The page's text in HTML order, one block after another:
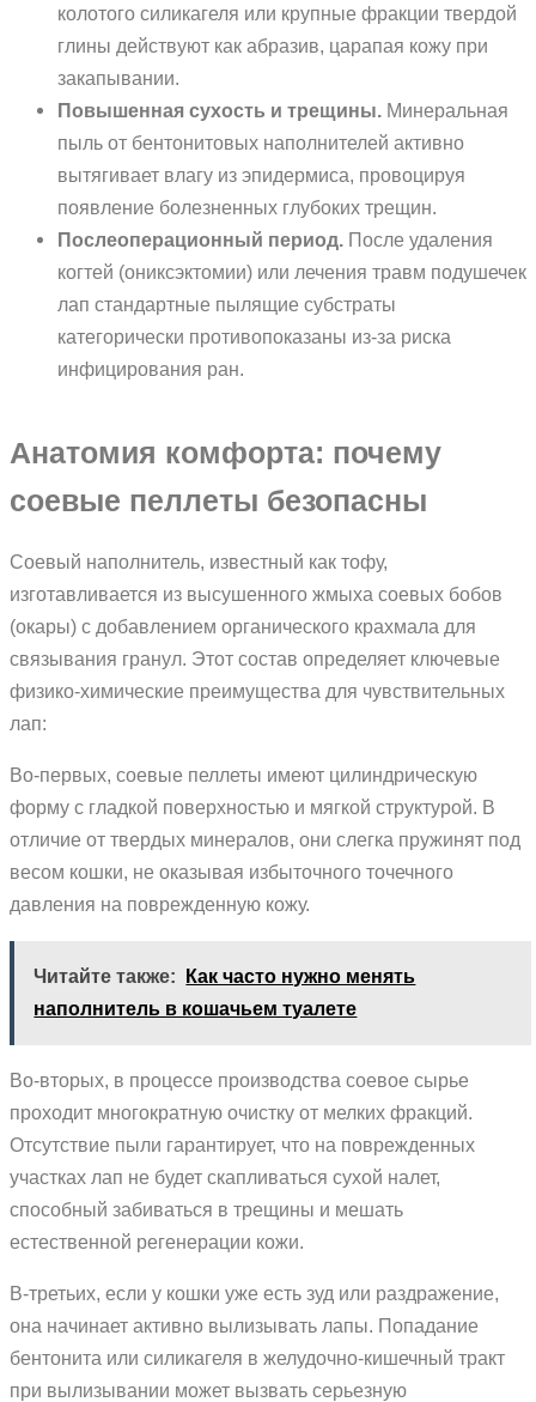
колотого силикагеля или крупные фракции твердой
глины действуют как абразив, царапая кожу при
закапывании.
Повышенная сухость и трещины. Минеральная
пыль от бентонитовых наполнителей активно
вытягивает влагу из эпидермиса, провоцируя
появление болезненных глубоких трещин.
Послеоперационный период. После удаления
когтей (ониксэктомии) или лечения травм подушечек
лап стандартные пылящие субстраты
категорически противопоказаны из-за риска
инфицирования ран.
Анатомия комфорта: почему
соевые пеллеты безопасны
Соевый наполнитель, известный как тофу,
изготавливается из высушенного жмыха соевых бобов
(окары) с добавлением органического крахмала для
связывания гранул. Этот состав определяет ключевые
физико-химические преимущества для чувствительных
лап:
Во-первых, соевые пеллеты имеют цилиндрическую
форму с гладкой поверхностью и мягкой структурой. В
отличие от твердых минералов, они слегка пружинят под
весом кошки, не оказывая избыточного точечного
давления на поврежденную кожу.
Читайте также:
Как часто нужно менять
наполнитель в кошачьем туалете
Во-вторых, в процессе производства соевое сырье
проходит многократную очистку от мелких фракций.
Отсутствие пыли гарантирует, что на поврежденных
участках лап не будет скапливаться сухой налет,
способный забиваться в трещины и мешать
естественной регенерации кожи.
В-третьих, если у кошки уже есть зуд или раздражение,
она начинает активно вылизывать лапы. Попадание
бентонита или силикагеля в желудочно-кишечный тракт
при вылизывании может вызвать серьезную